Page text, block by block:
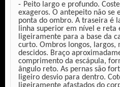
Peito largo e profundo.
exageros. O antepeito não se
ponta do ombro. A traseira é
linha superior em nível e reta
ligeiramente para a base da
curto. Ombros longos, largos,
descidos. Braço
comprimento da escápula,
ângulo reto. As pernas são
ligeiro desvio para dentro.